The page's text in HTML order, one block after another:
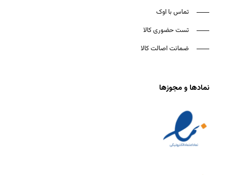
تماس با اوک
تست حضوری کالا
ضمانت اصالت کالا
نمادها و مجوزها